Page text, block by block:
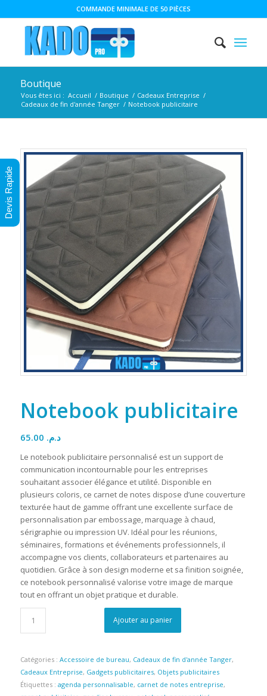
COMMANDE MINIMALE DE 50 PIÈCES
Boutique
Vous êtes ici : Accueil / Boutique / Cadeaux Entreprise /
Cadeaux de fin d'année Tanger / Notebook publicitaire
Notebook publicitaire
د.م.
Le notebook publicitaire personnalisé est un support de
communication incontournable pour les entreprises
souhaitant associer élégance et utilité. Disponible en
plusieurs coloris, ce carnet de notes dispose d’une couverture
texturée haut de gamme offrant une excellente surface de
personnalisation par embossage, marquage à chaud,
sérigraphie ou impression UV. Idéal pour les réunions,
séminaires, formations et événements professionnels, il
accompagne vos clients, collaborateurs et partenaires au
quotidien. Grâce à son design moderne et sa finition soignée,
ce notebook personnalisé valorise votre image de marque
tout en offrant un objet pratique et durable.
Ajouter au panier
Catégories : Accessoire de bureau, Cadeaux de fin d'année Tanger,
Cadeaux Entreprise, Gadgets publicitaires, Objets publicitaires
Étiquettes : agenda personnalisable, carnet de notes entreprise,
Devis Rapide